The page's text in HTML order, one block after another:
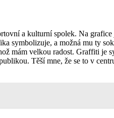
a kulturní spolek. Na
symbolizuje, a možná mu ty
mám velkou radost. Graffiti
Těší mne, že se to v